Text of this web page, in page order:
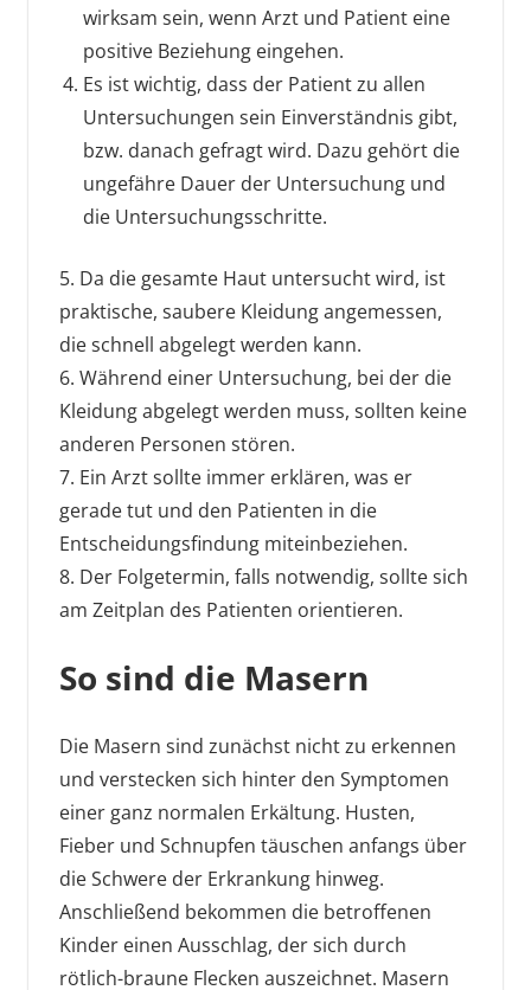
wirksam sein, wenn Arzt und Patient eine
positive Beziehung eingehen.
Es ist wichtig, dass der Patient zu allen
Untersuchungen sein Einverständnis gibt,
bzw. danach gefragt wird. Dazu gehört die
ungefähre Dauer der Untersuchung und
die Untersuchungsschritte.
5. Da die gesamte Haut untersucht wird, ist
praktische, saubere Kleidung angemessen,
die schnell abgelegt werden kann.
6. Während einer Untersuchung, bei der die
Kleidung abgelegt werden muss, sollten keine
anderen Personen stören.
7. Ein Arzt sollte immer erklären, was er
gerade tut und den Patienten in die
Entscheidungsfindung miteinbeziehen.
8. Der Folgetermin, falls notwendig, sollte sich
am Zeitplan des Patienten orientieren.
So sind die Masern
Die Masern sind zunächst nicht zu erkennen
und verstecken sich hinter den Symptomen
einer ganz normalen Erkältung. Husten,
Fieber und Schnupfen täuschen anfangs über
die Schwere der Erkrankung hinweg.
Anschließend bekommen die betroffenen
Kinder einen Ausschlag, der sich durch
rötlich-braune Flecken auszeichnet. Masern